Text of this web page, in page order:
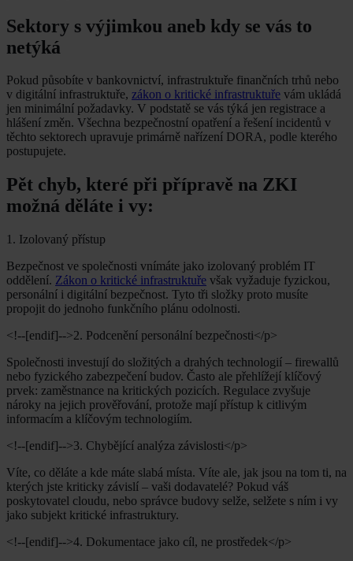
Sektory s výjimkou aneb kdy se vás to
netýká
Pokud působíte v bankovnictví, infrastruktuře finančních trhů nebo
v digitální infrastruktuře, zákon o kritické infrastruktuře vám ukládá
jen minimální požadavky. V podstatě se vás týká jen registrace a
hlášení změn. Všechna bezpečnostní opatření a řešení incidentů v
těchto sektorech upravuje primárně nařízení DORA, podle kterého
postupujete.
Pět chyb, které při přípravě na ZKI
možná děláte i vy:
1. Izolovaný přístup
Bezpečnost ve společnosti vnímáte jako izolovaný problém IT
oddělení. Zákon o kritické infrastruktuře však vyžaduje fyzickou,
personální i digitální bezpečnost. Tyto tři složky proto musíte
propojit do jednoho funkčního plánu odolnosti.
<!--[endif]-->2. Podcenění personální bezpečnosti</p>
Společnosti investují do složitých a drahých technologií – firewallů
nebo fyzického zabezpečení budov. Často ale přehlížejí klíčový
prvek: zaměstnance na kritických pozicích. Regulace zvyšuje
nároky na jejich prověřování, protože mají přístup k citlivým
informacím a klíčovým technologiím.
<!--[endif]-->3. Chybějící analýza závislosti</p>
Víte, co děláte a kde máte slabá místa. Víte ale, jak jsou na tom ti, na
kterých jste kriticky závislí – vaši dodavatelé? Pokud váš
poskytovatel cloudu, nebo správce budovy selže, selžete s ním i vy
jako subjekt kritické infrastruktury.
<!--[endif]-->4. Dokumentace jako cíl, ne prostředek</p>